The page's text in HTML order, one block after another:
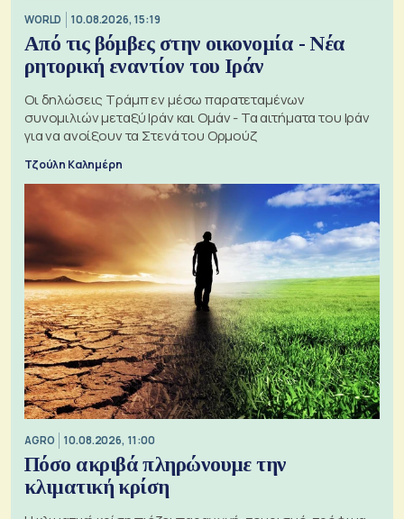
WORLD 10.08.2026, 15:19
Από τις βόμβες στην οικονομία - Νέα
ρητορική εναντίον του Ιράν
Οι δηλώσεις Τράμπ εν μέσω παρατεταμένων
συνομιλιών μεταξύ Ιράν και Ομάν - Τα αιτήματα του Ιράν
για να ανοίξουν τα Στενά του Ορμούζ
Τζούλη Καλημέρη
AGRO 10.08.2026, 11:00
Πόσο ακριβά πληρώνουμε την
κλιματική κρίση